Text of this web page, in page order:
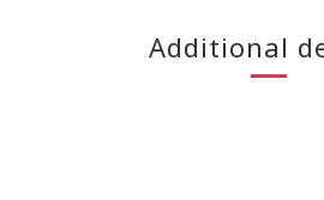
Additional